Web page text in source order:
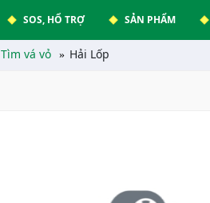
SOS, HỔ TRỢ SẢN PHẨM
Tìm vá vỏ Hải Lốp